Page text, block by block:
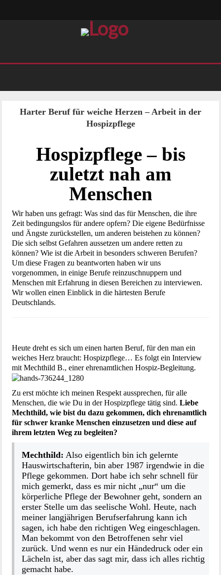
Harter Beruf für weiche Herzen – Arbeit in der
Hospizpflege
Hospizpflege – bis
zuletzt nah am
Menschen
Wir haben uns gefragt: Was sind das für Menschen, die ihre
Zeit bedingungslos für andere opfern? Die eigene Bedürfnisse
und Ängste zurückstellen, um anderen beistehen zu können?
Die sich selbst Gefahren aussetzen um andere retten zu
können? Wie ist die Arbeit in besonders schweren Berufen?
Um diese Fragen zu beantworten haben wir uns
vorgenommen, in einige Berufe reinzuschnuppern und
Menschen mit Erfahrung in diesen Bereichen zu interviewen.
Wir wollen einen Einblick in die härtesten Berufe
Deutschlands.
Heute dreht es sich um einen harten Beruf, für den man ein
weiches Herz braucht: Hospizpflege… Es folgt ein Interview
mit Mechthild B., einer ehrenamtlichen Hospiz-Begleitung.
Zu erst möchte ich meinen Respekt aussprechen, für alle
Menschen, die wie Du in der Hospizpflege tätig sind.Liebe
Mechthild, wie bist du dazu gekommen, dich ehrenamtlich
für schwer kranke Menschen einzusetzen und diese auf
ihrem letzten Weg zu begleiten?
Mechthild: Also eigentlich bin ich gelernte
Hauswirtschafterin, bin aber 1987 irgendwie in die
Pflege gekommen. Dort habe ich sehr schnell für
mich gemerkt, dass es mir nicht „nur“ um die
körperliche Pflege der Bewohner geht, sondern an
erster Stelle um das seelische Wohl. Heute, nach
meiner langjährigen Berufserfahrung kann ich
sagen, ich habe den richtigen Weg eingeschlagen.
Man bekommt von den Betroffenen sehr viel
zurück. Und wenn es nur ein Händedruck oder ein
Lächeln ist, aber das sagt mir, dass ich alles richtig
gemacht habe.